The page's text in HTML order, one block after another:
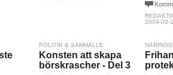
2004-03-
POLITIK & SAMHÄLLE
Konsten att skapa
börskrascher - Del 3